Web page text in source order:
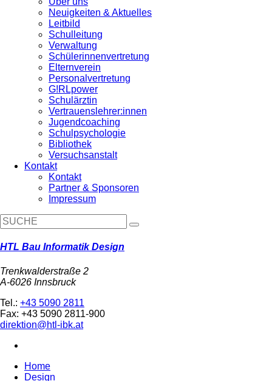
Neuigkeiten & Aktuelles
Leitbild
Schulleitung
Verwaltung
Schülerinnenvertretung
Elternverein
Personalvertretung
G!RLpower
Schulärztin
Vertrauenslehrer:innen
Jugendcoaching
Schulpsychologie
Bibliothek
Versuchsanstalt
Kontakt
Kontakt
Partner & Sponsoren
Impressum
HTL Bau Informatik Design
Trenkwalderstraße 2
A-6026 Innsbruck
Tel.: +43 5090 2811
Fax: +43 5090 2811-900
direktion@htl-ibk.at
Home
Design